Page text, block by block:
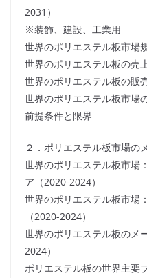
2031）
※装飾、建設、工業用
世界のポリエステル板市場
世界のポリエステル板の売
世界のポリエステル板の販
世界のポリエステル板市場
前提条件と限界
２．ポリエステル板市場の
世界のポリエステル板市場
ア（2020-2024）
世界のポリエステル板市場
（2020-2024）
世界のポリエステル板のメ
2024）
ポリエステル板の世界主要